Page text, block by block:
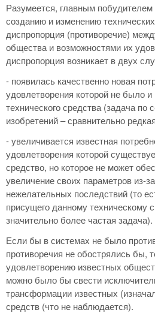
Разумеется, главным побудителем
созданию и изменению
диспропорция (противоречие)
общества и возможностями их
диспропорция возникает в двух
- появилась качественно новая
удовлетворения которой не было
технического средства (задача по
изобретений – сравнительно
- увеличивается известная
удовлетворения которой
средство, но которое не может
увеличение своих параметров из-
нежелательных последствий (то
присущего данному техническому
значительно более частая задача).
Если бы в системах не было
противоречия не обострялись бы,
удовлетворению известных
можно было бы свести
трансформации известных
средств (что не наблюдается).